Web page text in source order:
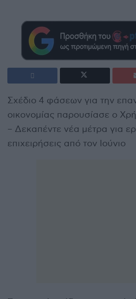
Σχέδιο 4 φάσεων για την
οικονομίας παρουσίασε ο
– Δεκαπέντε νέα μέτρα για
επιχειρήσεις από τον Ιούνιο